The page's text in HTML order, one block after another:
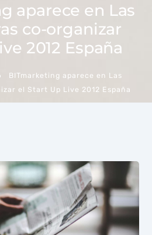
aparece en Las
co-organizar
2012 España
BITmarketing aparece en Las
el Start Up Live 2012 España